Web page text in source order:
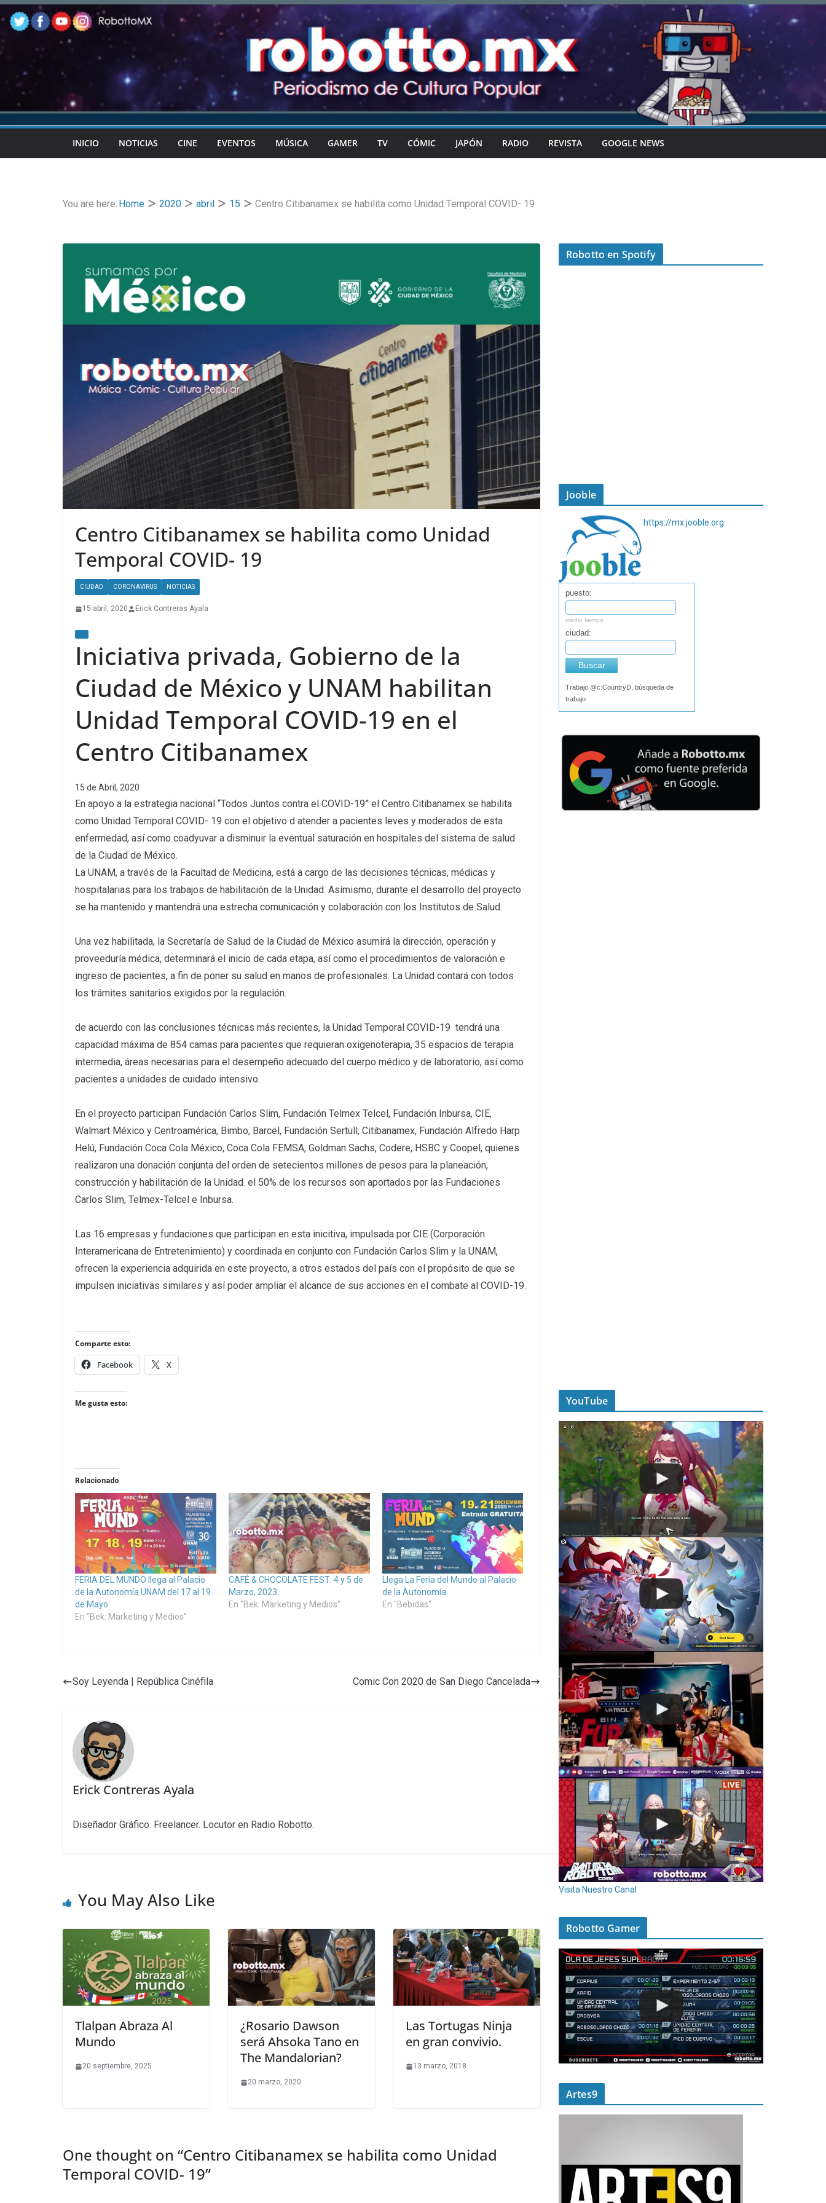
Skip
to
content
INICIO NOTICIAS CINE EVENTOS MÚSICA GAMER TV CÓMIC JAPÓN RADIO REVISTA GOOGLE NEWS
You are here: Home 2020 abril 15 Centro Citibanamex se habilita como Unidad Temporal COVID- 19
Centro Citibanamex se habilita como Unidad
Temporal COVID- 19
CIUDAD CORONAVIRUS NOTICIAS
15 abril, 2020 Erick Contreras Ayala
Iniciativa privada, Gobierno de la
Ciudad de México y UNAM habilitan
Unidad Temporal COVID-19 en el
Centro Citibanamex
15 de Abril, 2020
En apoyo a la estrategia nacional “Todos Juntos contra el COVID-19” el Centro Citibanamex se habilita
como Unidad Temporal COVID- 19 con el objetivo d atender a pacientes leves y moderados de esta
enfermedad, así como coadyuvar a disminuir la eventual saturación en hospitales del sistema de salud
de la Ciudad de México.
La UNAM, a través de la Facultad de Medicina, está a cargo de las decisiones técnicas, médicas y
hospitalarias para los trabajos de habilitación de la Unidad. Asímismo, durante el desarrollo del proyecto
se ha mantenido y mantendrá una estrecha comunicación y colaboración con los Institutos de Salud.
Una vez habilitada, la Secretaría de Salud de la Ciudad de México asumirá la dirección, operación y
proveeduría médica, determinará el inicio de cada etapa, así como el procedimientos de valoración e
ingreso de pacientes, a fin de poner su salud en manos de profesionales. La Unidad contará con todos
los trámites sanitarios exigidos por la regulación.
de acuerdo con las conclusiones técnicas más recientes, la Unidad Temporal COVID-19 tendrá una
capacidad máxima de 854 camas para pacientes que requieran oxigenoterapia, 35 espacios de terapia
intermedia, áreas necesarias para el desempeño adecuado del cuerpo médico y de laboratorio, así como
pacientes a unidades de cuidado intensivo.
En el proyecto participan Fundación Carlos Slim, Fundación Telmex Telcel, Fundación Inbursa, CIE,
Walmart México y Centroamérica, Bimbo, Barcel, Fundación Sertull, Citibanamex, Fundación Alfredo Harp
Helú, Fundación Coca Cola México, Coca Cola FEMSA, Goldman Sachs, Codere, HSBC y Coopel, quienes
realizaron una donación conjunta del orden de setecientos millones de pesos para la planeación,
construcción y habilitación de la Unidad. el 50% de los recursos son aportados por las Fundaciones
Carlos Slim, Telmex-Telcel e Inbursa.
Las 16 empresas y fundaciones que participan en esta inicitiva, impulsada por CIE (Corporación
Interamericana de Entretenimiento) y coordinada en conjunto con Fundación Carlos Slim y la UNAM,
ofrecen la experiencia adquirida en este proyecto, a otros estados del país con el propósito de que se
impulsen iniciativas similares y así poder ampliar el alcance de sus acciones en el combate al COVID-19.
Comparte esto:
Facebook X
Me gusta esto:
Relacionado
FERIA DEL MUNDO llega al Palacio
de la Autonomía UNAM del 17 al 19
de Mayo
En "Bek: Marketing y Medios"
CAFÉ & CHOCOLATE FEST: 4 y 5 de
Marzo, 2023.
En "Bek: Marketing y Medios"
Llega La Feria del Mundo al Palacio
de la Autonomía.
En "Bebidas"
Soy Leyenda | República Cinéfila Comic Con 2020 de San Diego Cancelada
Erick Contreras Ayala
Diseñador Gráfico. Freelancer. Locutor en Radio Robotto.
You May Also Like
Tlalpan Abraza Al
Mundo
20 septiembre, 2025
¿Rosario Dawson
será Ahsoka Tano en
The Mandalorian?
20 marzo, 2020
Las Tortugas Ninja
en gran convivio.
13 marzo, 2018
One thought on “Centro Citibanamex se habilita como Unidad
Temporal COVID- 19”
Robotto en Spotify
Jooble
https://mx.jooble.org
puesto:
medio tiempo
ciudad:
Buscar
Trabajo @c:CountryD, búsqueda de
trabajo
YouTube
Visita Nuestro Canal
Robotto Gamer
Artes9